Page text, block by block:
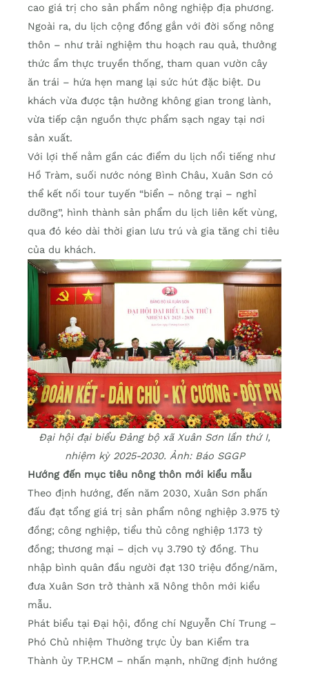
cao giá trị cho sản phẩm nông nghiệp địa phương.
Ngoài ra, du lịch cộng đồng gắn với đời sống nông
thôn – như trải nghiệm thu hoạch rau quả, thưởng
thức ẩm thực truyền thống, tham quan vườn cây
ăn trái – hứa hẹn mang lại sức hút đặc biệt. Du
khách vừa được tận hưởng không gian trong lành,
vừa tiếp cận nguồn thực phẩm sạch ngay tại nơi
sản xuất.
Với lợi thế nằm gần các điểm du lịch nổi tiếng như
Hồ Tràm, suối nước nóng Bình Châu, Xuân Sơn có
thể kết nối tour tuyến “biển – nông trại – nghỉ
dưỡng”, hình thành sản phẩm du lịch liên kết vùng,
qua đó kéo dài thời gian lưu trú và gia tăng chi tiêu
của du khách.
Đại hội đại biểu Đảng bộ xã Xuân Sơn lần thứ I,
nhiệm kỳ 2025-2030. Ảnh: Báo SGGP
Hướng đến mục tiêu nông thôn mới kiểu mẫu
Theo định hướng, đến năm 2030, Xuân Sơn phấn
đấu đạt tổng giá trị sản phẩm nông nghiệp 3.975 tỷ
đồng; công nghiệp, tiểu thủ công nghiệp 1.173 tỷ
đồng; thương mại – dịch vụ 3.790 tỷ đồng. Thu
nhập bình quân đầu người đạt 130 triệu đồng/năm,
đưa Xuân Sơn trở thành xã Nông thôn mới kiểu
mẫu.
Phát biểu tại Đại hội, đồng chí Nguyễn Chí Trung –
Phó Chủ nhiệm Thường trực Ủy ban Kiểm tra
Thành ủy TP.HCM – nhấn mạnh, những định hướng